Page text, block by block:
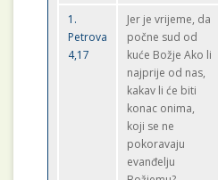
1.
Petrova
4,17
Jer je vrijeme, da
počne sud od
kuće Božje Ako li
najprije od nas,
kakav li će biti
konac onima,
koji se ne
pokoravaju
evanđelju